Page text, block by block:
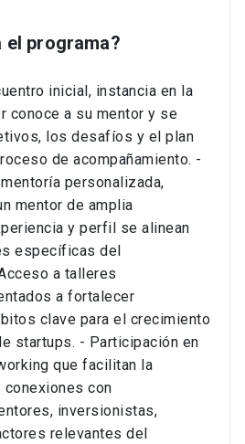
el programa?
inicial, instancia en la
conoce a su mentor y se
los desafíos y el plan
de acompañamiento. -
personalizada,
mentor de amplia
y perfil se alinean
específicas del
a talleres
a fortalecer
clave para el crecimiento
startups. - Participación en
que facilitan la
conexiones con
inversionistas,
relevantes del